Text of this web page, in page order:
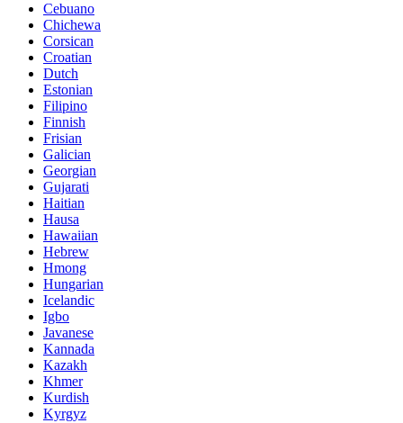
Cebuano
Chichewa
Corsican
Croatian
Dutch
Estonian
Filipino
Finnish
Frisian
Galician
Georgian
Gujarati
Haitian
Hausa
Hawaiian
Hebrew
Hmong
Hungarian
Icelandic
Igbo
Javanese
Kannada
Kazakh
Khmer
Kurdish
Kyrgyz